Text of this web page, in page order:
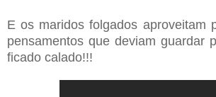
E os maridos folgados aproveitam
pensamentos que deviam guardar
ficado calado!!!